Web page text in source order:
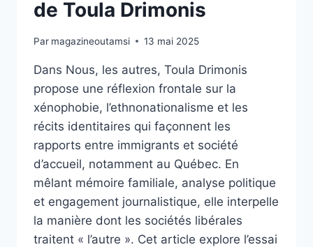
de Toula Drimonis
Par magazineoutamsi 13 mai 2025
Dans Nous, les autres, Toula Drimonis
propose une réflexion frontale sur la
xénophobie, l’ethnonationalisme et les
récits identitaires qui façonnent les
rapports entre immigrants et société
d’accueil, notamment au Québec. En
mêlant mémoire familiale, analyse politique
et engagement journalistique, elle interpelle
la manière dont les sociétés libérales
traitent « l’autre ». Cet article explore l’essai